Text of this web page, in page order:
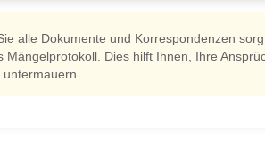
alle Dokumente und Korrespondenzen
Mängelprotokoll. Dies hilft Ihnen, Ihre
untermauern.